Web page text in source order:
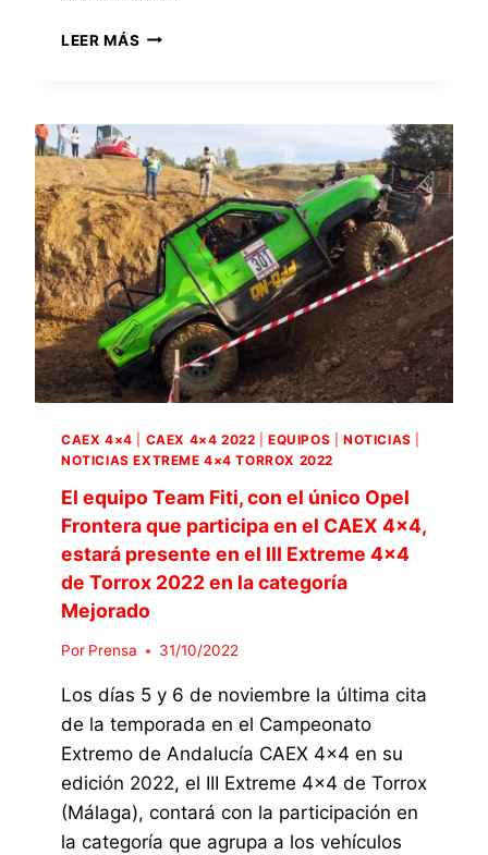
LEER MÁS E
U
I
P
O
T
E
A
M
F
I
T
4
4
,
C
N
O
P
E
F
O
N
T
E
R
A
,
CAEX 4×4 CAEX 4×4 2022 |EQUIPOS |NOTICIAS
NOTICIAS EXTREME 4×4 TORROX 2022
El equipo Team Fiti, con el único Opel
Frontera que participa en el CAEX 4×4,
estará presente en el III Extreme 4×4
de Torrox 2022 en la categoría
Mejorado
Por Prensa 31/10/2022
Los días 5 y 6 de noviembre la última cita
de la temporada en el Campeonato
Extremo de Andalucía CAEX 4×4 en su
edición 2022, el III Extreme 4×4 de Torrox
(Málaga), contará con la participación en
la categoría que agrupa a los vehículos